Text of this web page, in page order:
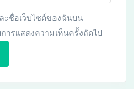
ะชื่อเว็บไซต์ของฉันบน
ารแสดงความเห็นครั้งถัดไป